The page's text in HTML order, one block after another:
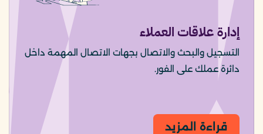
إدارة علاقات العملاء
التسجيل والبحث والاتصال بجهات الاتصال المهمة داخل
دائرة عملك على الفور.
قراءة المزيد